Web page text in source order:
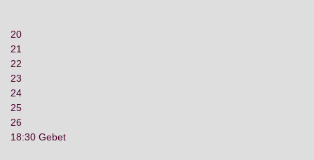
20
21
22
23
24
25
26
18:30 Gebet